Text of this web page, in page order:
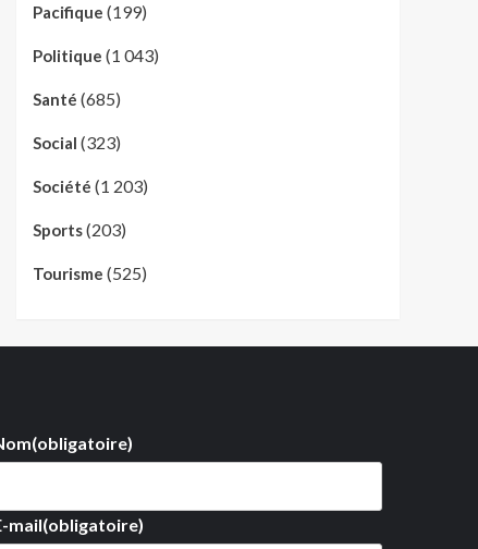
Pacifique (199)
Politique (1 043)
Santé (685)
Social (323)
Société (1 203)
Sports(203)
Tourisme (525)
(obligatoire)
mail(obligatoire)